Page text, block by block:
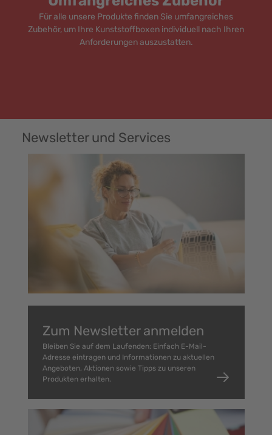
Für alle unsere Produkte finden Sie umfangreiches
Zubehör, um Ihre Kunststoffboxen individuell nach Ihren
Anforderungen auszustatten.
Newsletter und Services
Zum Newsletter anmelden
Bleiben Sie auf dem Laufenden: Einfach E-Mail-
Adresse eintragen und Informationen zu aktuellen
Angeboten, Aktionen sowie Tipps zu unseren
Produkten erhalten.